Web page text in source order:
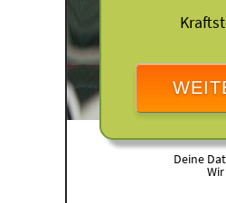
Deine